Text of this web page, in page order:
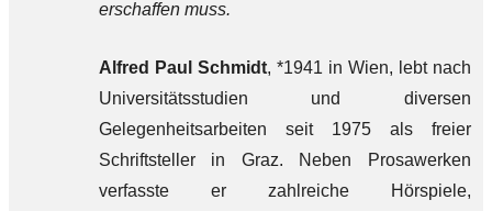
erschaffen muss.
Alfred Paul Schmidt, *1941 in Wien, lebt nach
Universitätsstudien und diversen
Gelegenheitsarbeiten seit 1975 als freier
Schriftsteller in Graz. Neben Prosawerken
verfasste er zahlreiche Hörspiele,